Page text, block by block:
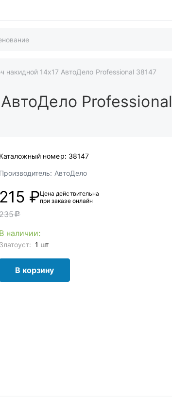
накидной 14х17 АвтоДело Professional 38147
Каталожный номер: 38147
Производитель: АвтоДело
215 ₽Цена действительна
при заказе онлайн
c
В наличии:
Златоуст: 1 шт
В корзину